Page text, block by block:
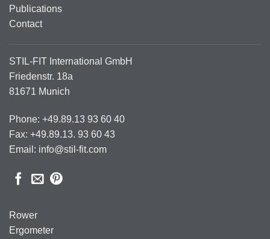
se
pueden
la
de
producto
Publications
Contact
STIL-FIT International GmbH
Friedenstr. 18a
81671 Munich
Phone: +49.89.13 93 60 40
Fax: +49.89.13. 93 60 43
Email: info@stil-fit.com
Rower
Ergometer